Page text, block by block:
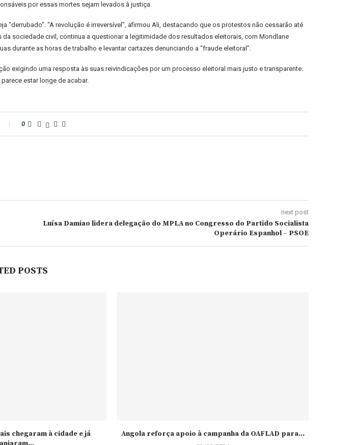
por essas mortes sejam levados à justiça.
“derrubado”. “A revolução é irreversível”, afirmou Ali, destacando que os protestos não cessarão até
sociedade civil, continua a questionar a legitimidade dos resultados eleitorais, com Mondlane
durante as horas de trabalho e levantar cartazes denunciando a “fraude eleitoral”.
exigindo uma resposta às suas reivindicações por um processo eleitoral mais justo e transparente.
estar longe de acabar.
0
next post
Luísa Damiao lidera delegação do MPLA no Congresso do Partido Socialista
Operário Espanhol – PSOE
POSTS
chegaram à cidade e já
Angola reforça apoio à campanha da OAFLAD para...